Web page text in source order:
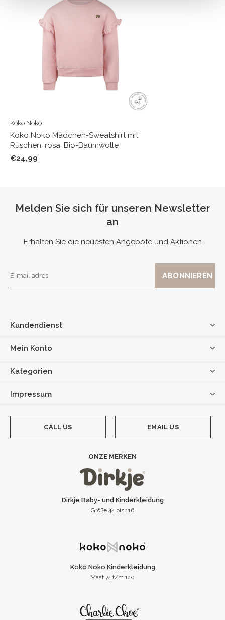
Koko Noko
Koko Noko Mädchen-Sweatshirt mit
Rüschen, rosa, Bio-Baumwolle
€24,99
Melden Sie sich für unseren Newsletter
an
Erhalten Sie die neuesten Angebote und Aktionen
Kundendienst
Mein Konto
Kategorien
Impressum
CALL US EMAIL US
ONZE MERKEN
Dirkje Baby- und Kinderkleidung
Größe 44 bis 116
Koko Noko Kinderkleidung
Maat 74 t/m 140